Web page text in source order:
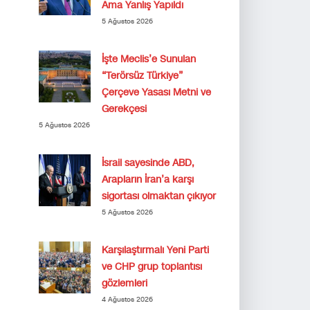
Ama Yanlış Yapıldı
5 Ağustos 2026
İşte Meclis’e Sunulan
“Terörsüz Türkiye”
Çerçeve Yasası Metni ve
Gerekçesi
5 Ağustos 2026
İsrail sayesinde ABD,
Arapların İran’a karşı
sigortası olmaktan çıkıyor
5 Ağustos 2026
Karşılaştırmalı Yeni Parti
ve CHP grup toplantısı
gözlemleri
4 Ağustos 2026